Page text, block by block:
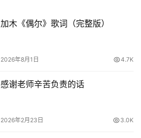
加木《偶尔》歌词（完整版）
2026年8月1日 4.7K
感谢老师辛苦负责的话
2026年2月23日 3.0K